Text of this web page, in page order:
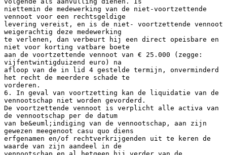
niettemin de medewerking van de niet-voortzettende
vennoot voor een rechtsgeldige
levering vereist, en is de niet- voortzettende vennoot
weigerachtig deze medewerking
te verlenen, dan verbeurt hij een direct opeisbare en
niet voor korting vatbare boete
aan de voortzettende vennoot van € 25.000 (zegge:
vijfentwintigduizend euro) na
afloop van de in lid 4 gestelde termijn, onverminderd
het recht de meerdere schade te
vorderen.
6. In geval van voortzetting kan de liquidatie van de
vennootschap niet worden gevorderd.
De voortzettende vennoot is verplicht alle activa van
de vennootschap per de datum
van be&euml;indiging van de vennootschap, aan zijn
gewezen meegenoot casu quo diens
erfgenamen en/of rechtverkrijgenden uit te keren de
waarde van zijn aandeel in de